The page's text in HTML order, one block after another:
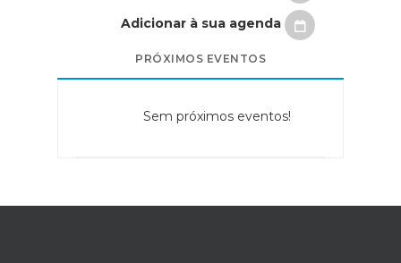
Adicionar à sua agenda
PRÓXIMOS EVENTOS
Sem próximos eventos!